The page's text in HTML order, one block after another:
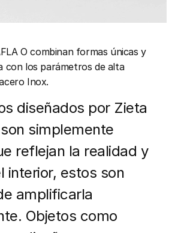
O combinan formas únicas y
con los parámetros de alta
Inox.
diseñados por Zieta
simplemente
reflejan la realidad y
interior, estos son
amplificarla
Objetos como